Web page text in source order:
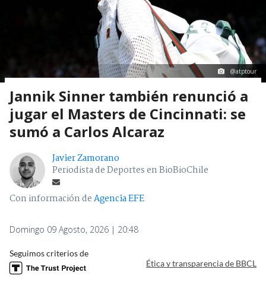
@atptour
Jannik Sinner también renunció a
jugar el Masters de Cincinnati: se
sumó a Carlos Alcaraz
Javier Zamorano
Periodista de Deportes en BioBioChile
Con información deAgencia EFE
Domingo 09 Agosto, 2026 | 20:48
Seguimos criterios de
Ética y transparencia de BBCL